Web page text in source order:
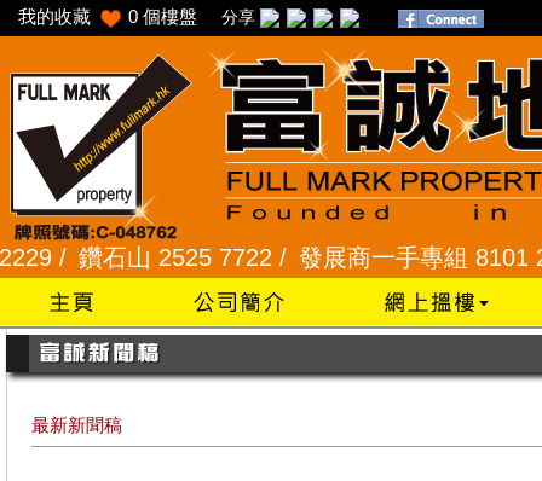
我的收藏 0 個樓盤 分享
山 2525 7722 /發展商一手專組 8101 2345 /采
最新新聞稿